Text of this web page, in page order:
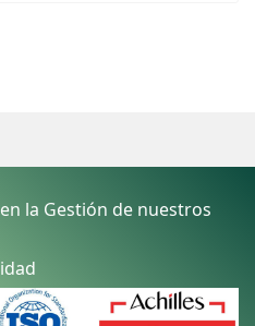
la Gestión de nuestros